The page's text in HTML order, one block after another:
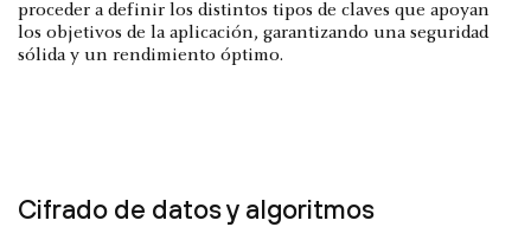
proceder a definir los distintos tipos de claves que apoyan
los objetivos de la aplicación, garantizando una seguridad
sólida y un rendimiento óptimo.
Cifrado de datos y algoritmos